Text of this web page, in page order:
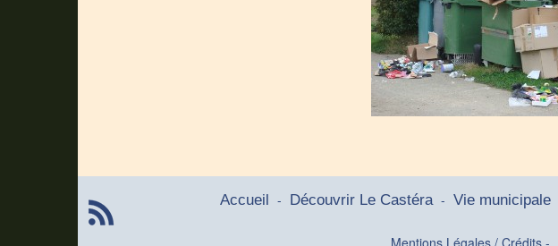
Accueil - Découvrir Le Castéra - Vie municipale
Mentions Légales / Crédits-